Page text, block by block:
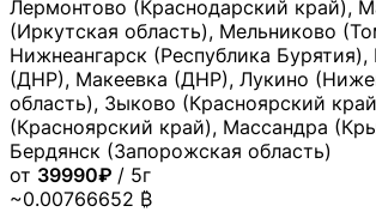
Лермонтово (Краснодарский край),
(Иркутская область), Мельниково
Нижнеангарск (Республика Бурятия),
(ДНР), Макеевка (ДНР), Лукино
область), Зыково (Красноярский
(Красноярский край), Массандра
Бердянск (Запорожская область)
от 39990₽ / 5г
~0.00766652 ₿